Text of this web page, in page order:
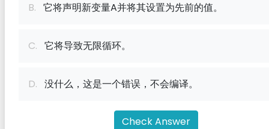
B. 它将声明新变量A并将其设置为先前的值。
C. 它将导致无限循环。
D. 没什么，这是一个错误，不会编译。
Check Answer